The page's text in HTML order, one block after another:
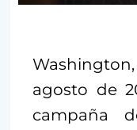
agosto de
campaña